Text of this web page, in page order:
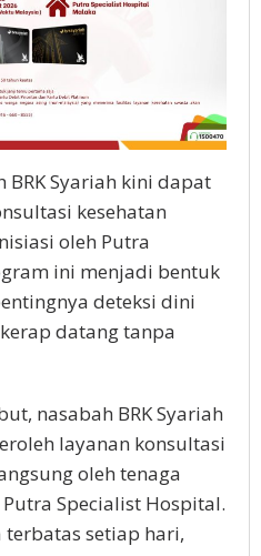
BRK Syariah kini dapat
kesehatan
oleh Putra
ini menjadi bentuk
deteksi dini
datang tanpa
nasabah BRK Syariah
layanan konsultasi
oleh tenaga
Specialist Hospital.
setiap hari,